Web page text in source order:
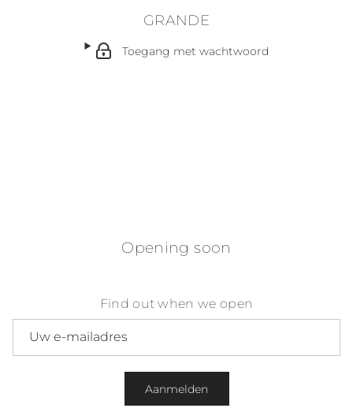
GRANDE
Toegang met wachtwoord
Opening soon
Find out when we open
Aanmelden